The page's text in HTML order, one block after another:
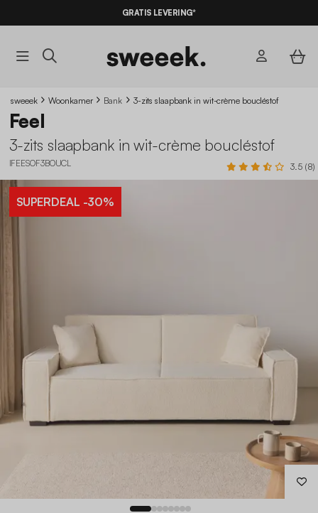
AANBIEDINGEN*MET DE CODE
GRATIS LEVERING*
sweeek Woonkamer Bank 3-zits slaapbank in wit-crème boucléstof
Feel
3-zits slaapbank in wit-crème boucléstof
IFEESOF3BOUCL 3.5 (8)
SUPERDEAL -30%